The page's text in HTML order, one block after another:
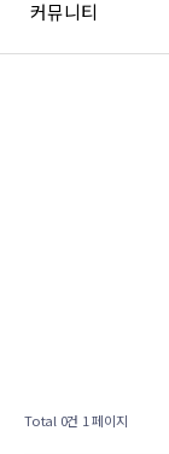
커뮤니티
Total 0건 1 페이지